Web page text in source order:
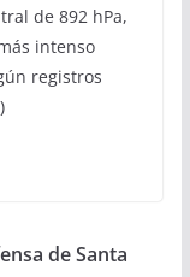
de 892 hPa,
intenso
registros
de Santa